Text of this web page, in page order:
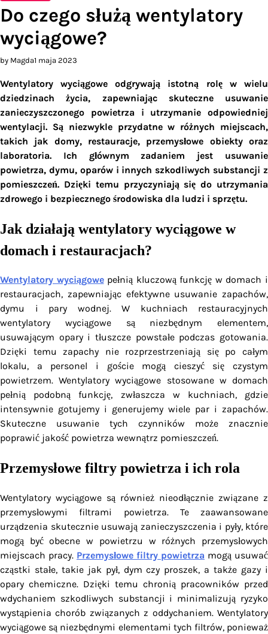
Do czego służą wentylatory
wyciągowe?
by Magda1 maja 2023
Wentylatory wyciągowe odgrywają istotną rolę w wielu
dziedzinach życia, zapewniając skuteczne usuwanie
zanieczyszczonego powietrza i utrzymanie odpowiedniej
wentylacji. Są niezwykle przydatne w różnych miejscach,
takich jak domy, restauracje, przemysłowe obiekty oraz
laboratoria. Ich głównym zadaniem jest usuwanie
powietrza, dymu, oparów i innych szkodliwych substancji z
pomieszczeń. Dzięki temu przyczyniają się do utrzymania
zdrowego i bezpiecznego środowiska dla ludzi i sprzętu.
Jak działają wentylatory wyciągowe w
domach i restauracjach?
Wentylatory wyciągowepełnią kluczową funkcję w domach i
restauracjach, zapewniając efektywne usuwanie zapachów,
dymu i pary wodnej. W kuchniach restauracyjnych
wentylatory wyciągowe są niezbędnym elementem,
usuwającym opary i tłuszcze powstałe podczas gotowania.
Dzięki temu zapachy nie rozprzestrzeniają się po całym
lokalu, a personel i goście mogą cieszyć się czystym
powietrzem. Wentylatory wyciągowe stosowane w domach
pełnią podobną funkcję, zwłaszcza w kuchniach, gdzie
intensywnie gotujemy i generujemy wiele par i zapachów.
Skuteczne usuwanie tych czynników może znacznie
poprawić jakość powietrza wewnątrz pomieszczeń.
Przemysłowe filtry powietrza i ich rola
Wentylatory wyciągowe są również nieodłącznie związane z
przemysłowymi filtrami powietrza. Te zaawansowane
urządzenia skutecznie usuwają zanieczyszczenia i pyły, które
mogą być obecne w powietrzu w różnych przemysłowych
miejscach pracy. Przemysłowe filtry powietrza mogą usuwać
cząstki stałe, takie jak pył, dym czy proszek, a także gazy i
opary chemiczne. Dzięki temu chronią pracowników przed
wdychaniem szkodliwych substancji i minimalizują ryzyko
wystąpienia chorób związanych z oddychaniem. Wentylatory
wyciągowe są niezbędnymi elementami tych filtrów, ponieważ